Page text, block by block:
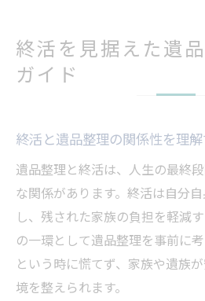
終活を見据えた遺
ガイド
終活と遺品整理の関係性を理
遺品整理と終活は、人生の最終
な関係があります。終活は自分
し、残された家族の負担を軽減
の一環として遺品整理を事前に
という時に慌てず、家族や遺族
境を整えられます。